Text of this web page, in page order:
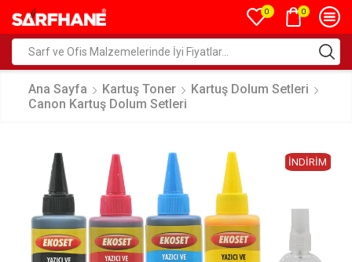
0 0
Ana Sayfa Kartuş Toner
Kartuş Dolum Setleri
Canon Kartuş Dolum Setleri
İNDIRIM